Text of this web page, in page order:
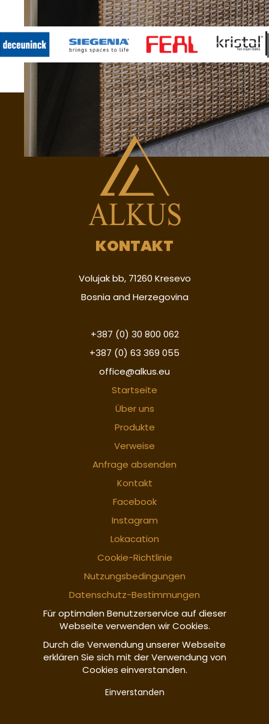
KONTAKT
Volujak bb, 71260 Kresevo
Bosnia and Herzegovina
+387 (0) 30 800 062
+387 (0) 63 369 055
office@alkus.eu
Startseite
Über uns
Produkte
Verweise
Anfrage absenden
Kontakt
Facebook
Instagram
Lokacation
Cookie-Richtlinie
Nutzungsbedingungen
Datenschutz-Bestimmungen
Für optimalen Benutzerservice auf dieser
Webseite verwenden wir Cookies.
Durch die Verwendung unserer Webseite
erklären Sie sich mit der Verwendung von
Cookies einverstanden.
Einverstanden